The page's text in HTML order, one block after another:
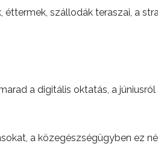
szállodák teraszai, a
a digitális oktatás, a
a közegészségügyben ez